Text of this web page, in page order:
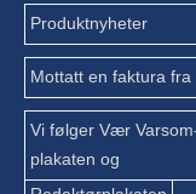
Produktnyheter
Mottatt en faktura fra
Vi følger Vær
plakaten og